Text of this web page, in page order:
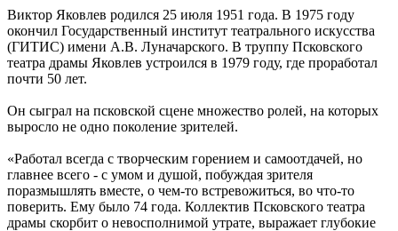
Виктор Яковлев родился 25 июля 1951 года. В 1975 году
окончил Государственный институт театрального искусства
(ГИТИС) имени А.В. Луначарского. В труппу Псковского
театра драмы Яковлев устроился в 1979 году, где проработал
почти 50 лет.
Он сыграл на псковской сцене множество ролей, на которых
выросло не одно поколение зрителей.
«Работал всегда с творческим горением и самоотдачей, но
главнее всего - с умом и душой, побуждая зрителя
поразмышлять вместе, о чем-то встревожиться, во что-то
поверить. Ему было 74 года. Коллектив Псковского театра
драмы скорбит о невосполнимой утрате, выражает глубокие